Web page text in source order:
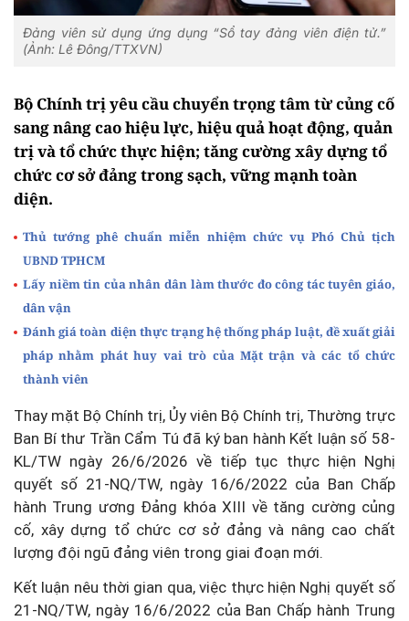
Đảng viên sử dụng ứng dụng “Sổ tay đảng viên điện tử.”
(Ảnh: Lê Đông/TTXVN)
Bộ Chính trị yêu cầu chuyển trọng tâm từ củng cố
sang nâng cao hiệu lực, hiệu quả hoạt động, quản
trị và tổ chức thực hiện; tăng cường xây dựng tổ
chức cơ sở đảng trong sạch, vững mạnh toàn
diện.
Thủ tướng phê chuẩn miễn nhiệm chức vụ Phó Chủ tịch
UBND TPHCM
Lấy niềm tin của nhân dân làm thước đo công tác tuyên giáo,
dân vận
Đánh giá toàn diện thực trạng hệ thống pháp luật, đề xuất giải
pháp nhằm phát huy vai trò của Mặt trận và các tổ chức
thành viên
Thay mặt Bộ Chính trị, Ủy viên Bộ Chính trị, Thường trực
Ban Bí thư Trần Cẩm Tú đã ký ban hành Kết luận số 58-
KL/TW ngày 26/6/2026 về tiếp tục thực hiện Nghị
quyết số 21-NQ/TW, ngày 16/6/2022 của Ban Chấp
hành Trung ương Đảng khóa XIII về tăng cường củng
cố, xây dựng tổ chức cơ sở đảng và nâng cao chất
lượng đội ngũ đảng viên trong giai đoạn mới.
Kết luận nêu thời gian qua, việc thực hiện Nghị quyết số
21-NQ/TW, ngày 16/6/2022 của Ban Chấp hành Trung